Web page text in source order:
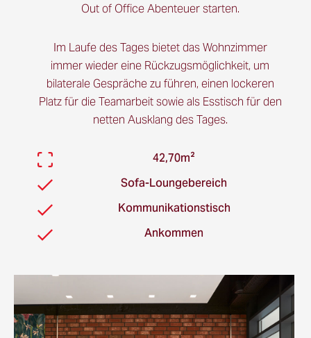
Out of Office Abenteuer starten.
Im Laufe des Tages bietet das Wohnzimmer
immer wieder eine Rückzugsmöglichkeit, um
bilaterale Gespräche zu führen, einen lockeren
Platz für die Teamarbeit sowie als Esstisch für den
netten Ausklang des Tages.
42,70m²
Sofa-Loungebereich
Kommunikationstisch
Ankommen